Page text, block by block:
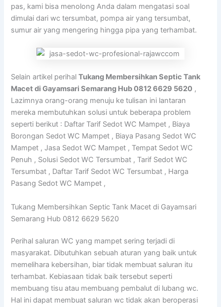
pas, kami bisa menolong Anda dalam mengatasi soal
dimulai dari wc tersumbat, pompa air yang tersumbat,
sumur air yang mengering hingga pipa yang terhambat.
Selain artikel perihalTukang Membersihkan Septic Tank
Macet di Gayamsari Semarang Hub 0812 6629 5620 ,
Lazimnya orang-orang menuju ke tulisan ini lantaran
mereka membutuhkan solusi untuk beberapa problem
seperti berikut : Daftar Tarif Sedot WC Mampet , Biaya
Borongan Sedot WC Mampet , Biaya Pasang Sedot WC
Mampet , Jasa Sedot WC Mampet , Tempat Sedot WC
Penuh , Solusi Sedot WC Tersumbat , Tarif Sedot WC
Tersumbat , Daftar Tarif Sedot WC Tersumbat , Harga
Pasang Sedot WC Mampet ,
Tukang Membersihkan Septic Tank Macet di Gayamsari
Semarang Hub 0812 6629 5620
Perihal saluran WC yang mampet sering terjadi di
masyarakat. Dibutuhkan sebuah aturan yang baik untuk
memelihara kebersihan, biar tidak membuat saluran itu
terhambat. Kebiasaan tidak baik tersebut seperti
membuang tisu atau membuang pembalut di lubang wc.
Hal ini dapat membuat saluran wc tidak akan beroperasi